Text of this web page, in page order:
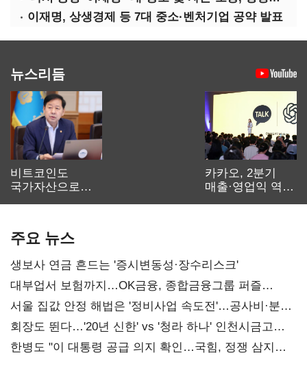
이재명, 상생경제 등 7대 중소·벤처기업 공약 발표
뉴스리듬
비트코인도
국가자산으로…'
카카오, 2분기
매출·영업익 역대
주요 뉴스
생보사 연금 흔드는 '증시변동성·장수리스크'
대부업서 보험까지…OK금융, 종합금융그룹 퍼즐
맞춘다
서울 집값 안정 해법은 '정비사업 속도전'…공사비·분쟁
해소도 과제
회장도 뛴다…'20년 신한' vs '청라 하나' 인천시금고
정면승부
한병도 "이 대통령 공급 의지 확인…국힘, 정쟁 삼지